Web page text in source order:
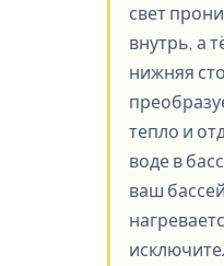
свет
внутрь, а
нижняя
тепло и
воде в
ваш